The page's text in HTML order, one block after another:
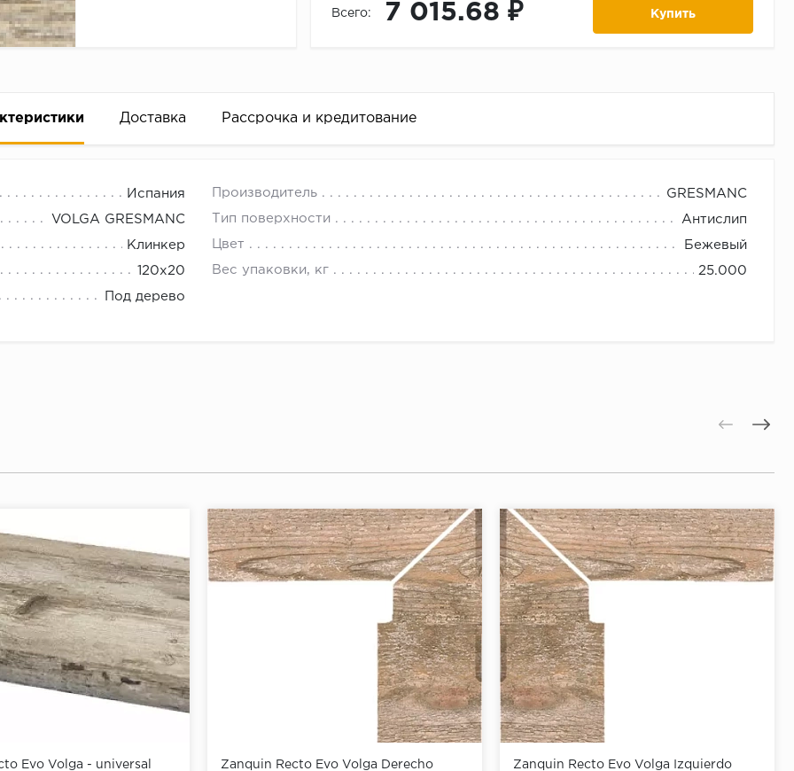
Всего: 7 015.68 ₽ Купить
Доставка Рассрочка и кредитование
Испания Производитель GRESMANC
VOLGA GRESMANC Тип поверхности Антислип
Клинкер Цвет Бежевый
120x20 Вес упаковки, кг 25.000
Под дерево
деньгами
Evo Volga - universal
Zanquin Recto Evo Volga Derecho
Zanquin Recto Evo Volga Izquierdo